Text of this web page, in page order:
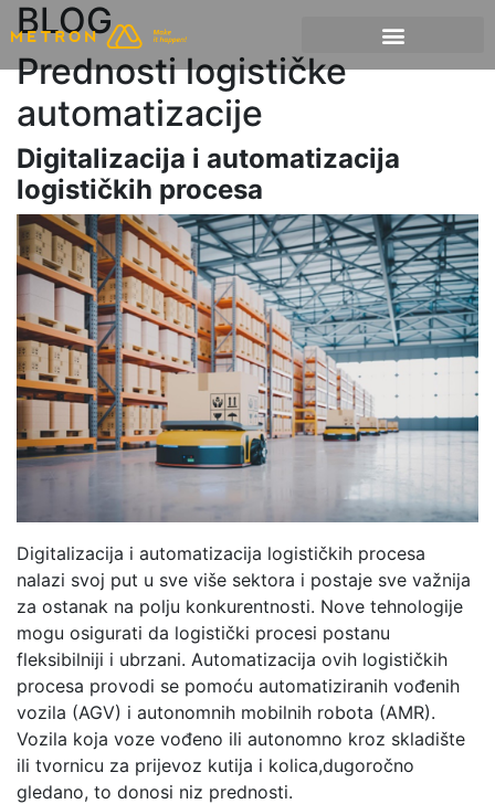
Skip
to
content
BLOG
Prednosti logističke
automatizacije
Digitalizacija i automatizacija
logističkih procesa
Digitalizacija i automatizacija logističkih procesa
nalazi svoj put u sve više sektora i postaje sve važnija
za ostanak na polju konkurentnosti. Nove tehnologije
mogu osigurati da logistički procesi postanu
fleksibilniji i ubrzani. Automatizacija ovih logističkih
procesa provodi se pomoću automatiziranih vođenih
vozila (AGV) i autonomnih mobilnih robota (AMR).
Vozila koja voze vođeno ili autonomno kroz skladište
ili tvornicu za prijevoz kutija i kolica,dugoročno
gledano, to donosi niz prednosti.